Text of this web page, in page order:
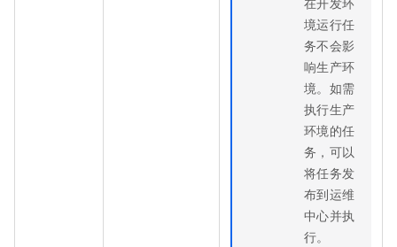
境运行任
务不会影
响生产环
境。如需
执行生产
环境的任
务，可以
将任务发
布到运维
中心并执
行。